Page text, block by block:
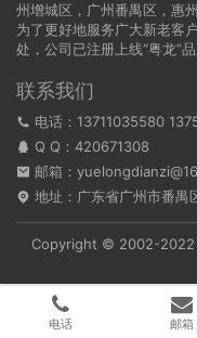
州增城区，广州番禺区，惠
为了更好地服务广大新老客
处，公司已注册上线“粤龙”品
联系我们
电话：13711035580
Q Q： 420671308
邮箱：
地址：广东省广州市番禺
Copyright © 2002-2022
电话 邮箱